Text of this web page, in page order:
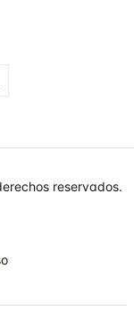
reservados.